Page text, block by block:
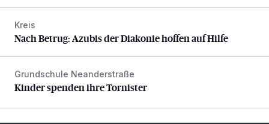
Nach Betrug: Azubis der Diakonie hoffen auf Hilfe
Kreis
Nach Betrug: Azubis der Diakonie hoffen auf Hilfe
Kinder spenden ihre Tornister
Grundschule Neanderstraße
Kinder spenden ihre Tornister